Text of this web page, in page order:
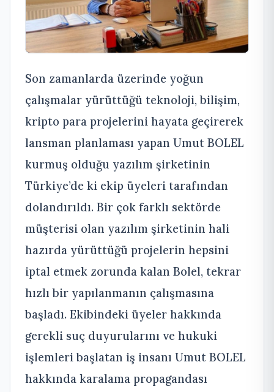
Son zamanlarda üzerinde yoğun
çalışmalar yürüttüğü teknoloji, bilişim,
kripto para projelerini hayata geçirerek
lansman planlaması yapan Umut BOLEL
kurmuş olduğu yazılım şirketinin
Türkiye’de ki ekip üyeleri tarafından
dolandırıldı. Bir çok farklı sektörde
müşterisi olan yazılım şirketinin hali
hazırda yürüttüğü projelerin hepsini
iptal etmek zorunda kalan Bolel, tekrar
hızlı bir yapılanmanın çalışmasına
başladı. Ekibindeki üyeler hakkında
gerekli suç duyurularını ve hukuki
işlemleri başlatan iş insanı Umut BOLEL
hakkında karalama propagandası